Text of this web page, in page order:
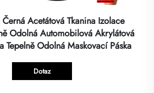
Černá Acetátová Tkanina Izolace
Odolná Automobilová Akrylátová
Tepelně Odolná Maskovací Páska
Dotaz